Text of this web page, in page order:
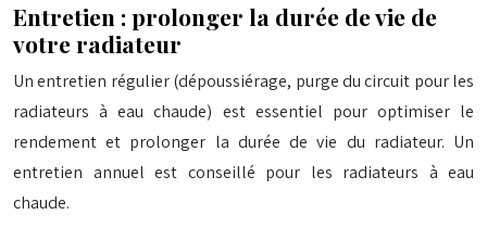
Entretien : prolonger la durée de vie de
votre radiateur
Un entretien régulier (dépoussiérage, purge du circuit pour les
radiateurs à eau chaude) est essentiel pour optimiser le
rendement et prolonger la durée de vie du radiateur. Un
entretien annuel est conseillé pour les radiateurs à eau
chaude.